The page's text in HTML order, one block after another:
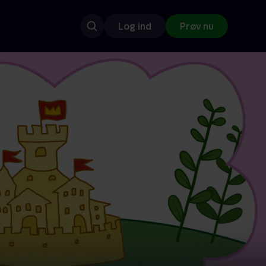
Log ind Prøv nu